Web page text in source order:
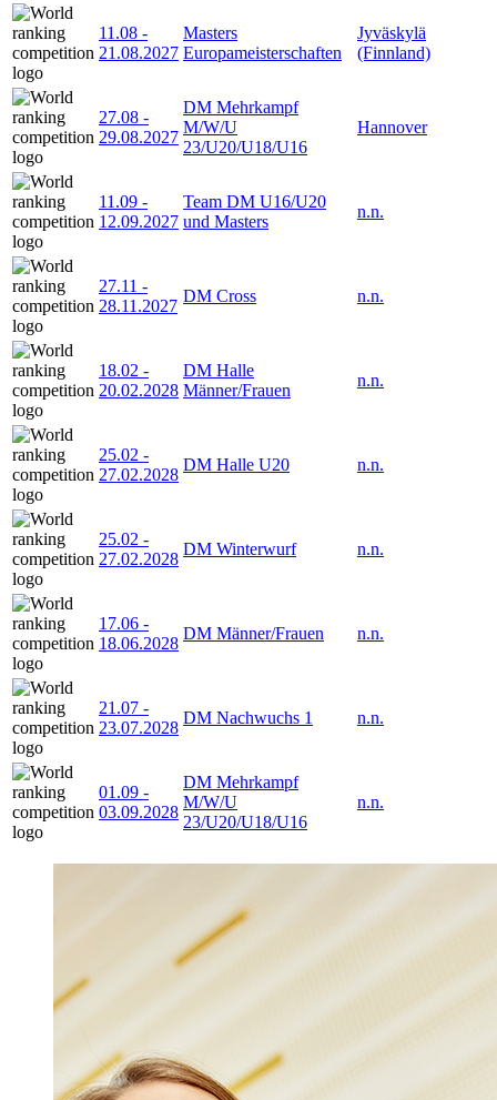
11.08 -
21.08.2027
Masters
Europameisterschaften
Jyväskylä
(Finnland)
27.08 -
29.08.2027
DM Mehrkampf
M/W/U
23/U20/U18/U16
Hannover
11.09 -
12.09.2027
Team DM U16/U20
und Masters
n.n.
27.11 -
28.11.2027
DM Cross n.n.
18.02 -
20.02.2028
DM Halle
Männer/Frauen
n.n.
25.02 -
27.02.2028
DM Halle U20 n.n.
25.02 -
27.02.2028
DM Winterwurf n.n.
17.06 -
18.06.2028
DM Männer/Frauen n.n.
21.07 -
23.07.2028
DM Nachwuchs 1 n.n.
01.09 -
03.09.2028
DM Mehrkampf
M/W/U
23/U20/U18/U16
n.n.